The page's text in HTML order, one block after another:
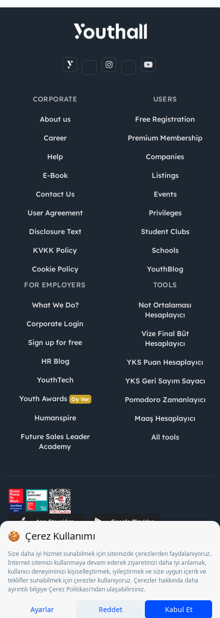
CORPORATE
About us
Career
Help
E-Book
Contact Us
User Agreement
Disclosure Text
KVKK Policy
Cookie Policy
USERS
Free Registration
Premium Membership
Companies
Listings
Events
Privileges
Student Clubs
Schools
YouthBlog
FOR EMPLOYERS
What We Do?
Corporate Login
Sign up for free
HR Blog
YouthTech
Youth Awards Oy Ver
Humanspire
Future Sales Leader
Academy
TOOLS
Not Ortalaması
Hesaplayıcı
Vize Final Büt
Hesaplayıcı
YKS Puan Hesaplayıcı
YKS Geri Sayım Sayacı
Pomodoro Zamanlayıcı
Maaş Hesaplayıcı
All tools
STJ Human Resources Informatics and Consultancy Inc. as a
Private Employment Agency to operate between 13/05/2025 -
12/05/2028, Turkey Employment Agency by 18/04/2025 date
and 18095710 numbered decision in accordance with the
document No. 1078 operates with. Pursuant to Law No. 4904,
it is forbidden to charge fees from job seekers.